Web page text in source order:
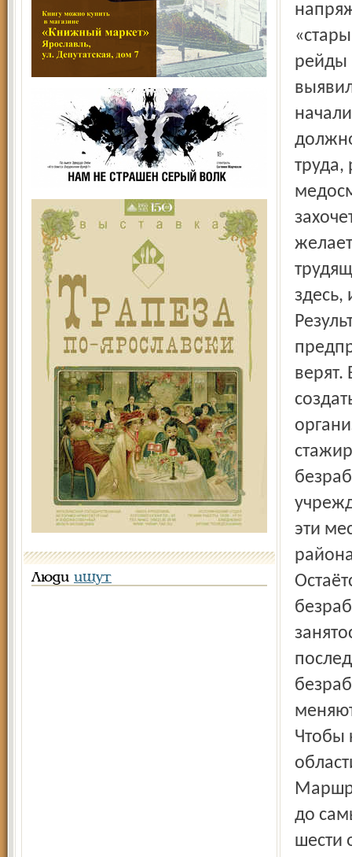
Люди ищут
рейды
труда,
здесь,
верят.
эти
Чтобы
до
шести